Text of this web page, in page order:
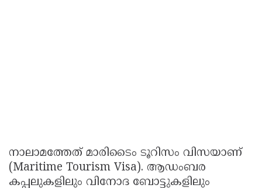
നാലാമത്തേത് മാരിടൈം ടൂറിസം വിസയാണ്
(Maritime Tourism Visa). ആഡംബര
കപ്പലുകളിലും വിനോദ ബോട്ടുകളിലും